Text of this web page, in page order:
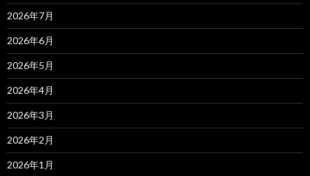
2026年7月
2026年6月
2026年5月
2026年4月
2026年3月
2026年2月
2026年1月